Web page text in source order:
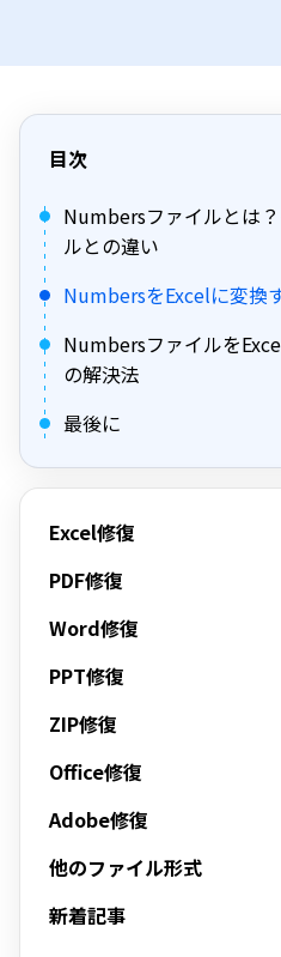
目次
Numbersファイルとは
ルとの違い
NumbersをExcelに変換
Numbersファイルを
の解決法
最後に
Excel修復
PDF修復
Word修復
PPT修復
ZIP修復
Office修復
Adobe修復
他のファイル形式
新着記事